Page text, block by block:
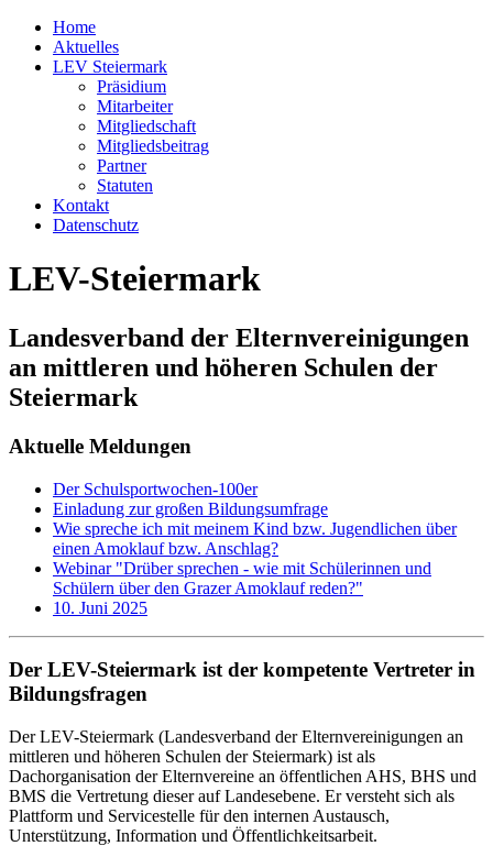
Home
Aktuelles
LEV Steiermark
Präsidium
Mitarbeiter
Mitgliedschaft
Mitgliedsbeitrag
Partner
Statuten
Kontakt
Datenschutz
LEV-Steiermark
Landesverband der Elternvereinigungen
an mittleren und höheren Schulen der
Steiermark
Aktuelle Meldungen
Der Schulsportwochen-100er
Einladung zur großen Bildungsumfrage
Wie spreche ich mit meinem Kind bzw. Jugendlichen über
einen Amoklauf bzw. Anschlag?
Webinar "Drüber sprechen - wie mit Schülerinnen und
Schülern über den Grazer Amoklauf reden?"
10. Juni 2025
Der LEV-Steiermark ist der kompetente Vertreter in
Bildungsfragen
Der LEV-Steiermark (Landesverband der Elternvereinigungen an
mittleren und höheren Schulen der Steiermark) ist als
Dachorganisation der Elternvereine an öffentlichen AHS, BHS und
BMS die Vertretung dieser auf Landesebene. Er versteht sich als
Plattform und Servicestelle für den internen Austausch,
Unterstützung, Information und Öffentlichkeitsarbeit.